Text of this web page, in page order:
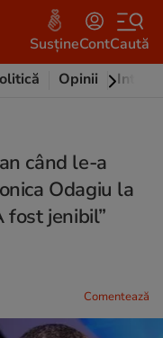
SusțineContCaută
Opinii
când le-a
Odagiu la
fost jenibil”
Comentează